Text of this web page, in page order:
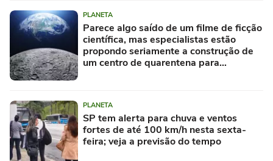
PLANETA
Parece algo saído de um filme de ficção
científica, mas especialistas estão
propondo seriamente a construção de
um centro de quarentena para
PLANETA
SP tem alerta para chuva e ventos
fortes de até 100 km/h nesta sexta-
feira; veja a previsão do tempo